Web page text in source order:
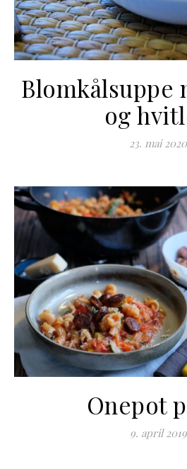
Blomkålsuppe
og
23. mai 2020
Onepot
9. april 2019